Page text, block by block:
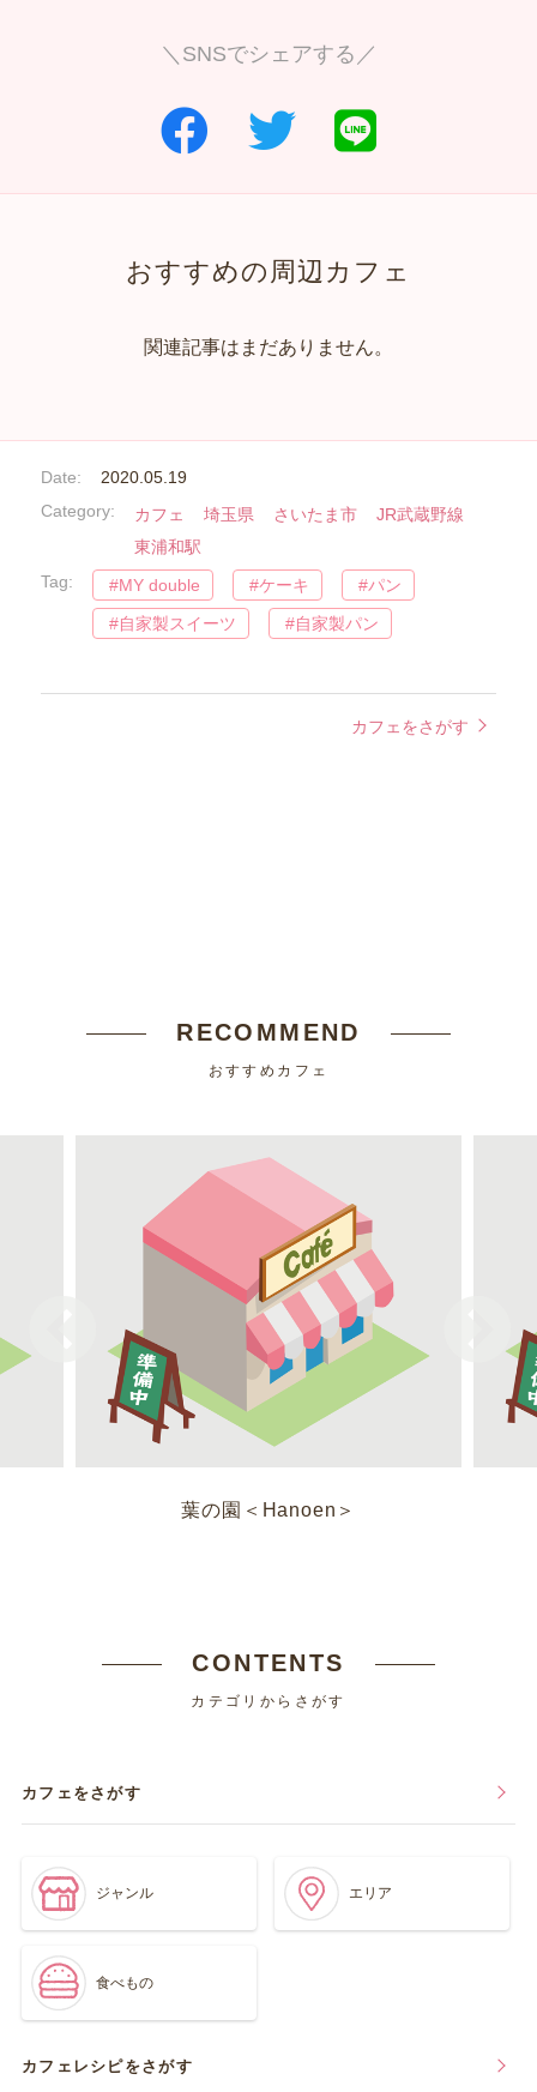
＼SNSでシェアする／
おすすめの周辺カフェ
関連記事はまだありません。
Date:
2020.05.19
Category:
カフェ 埼玉県 さいたま市
JR武蔵野線
東浦和駅
Tag:
MY double ケーキ
パン
自家製スイーツ
自家製パン
カフェをさがす
RECOMMEND
おすすめカフェ
葉の園＜Hanoen＞
CONTENTS
カテゴリからさがす
カフェをさがす
ジャンル エリア
食べもの
カフェレシピをさがす